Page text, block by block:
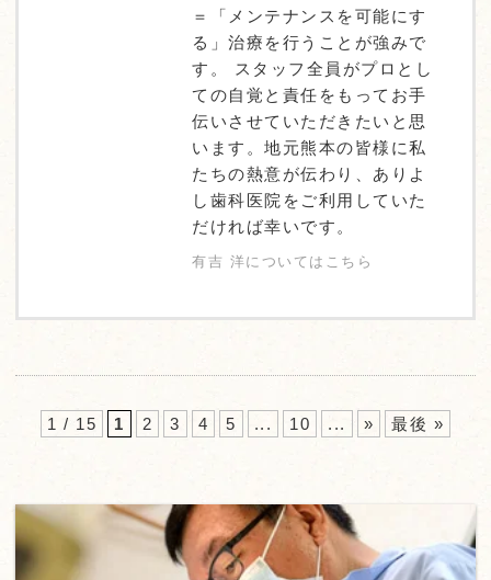
＝「メンテナンスを可能にす
る」治療を行うことが強みで
す。 スタッフ全員がプロとし
ての自覚と責任をもってお手
伝いさせていただきたいと思
います。地元熊本の皆様に私
たちの熱意が伝わり、ありよ
し歯科医院をご利用していた
だければ幸いです。
有吉 洋についてはこちら
1 / 15 1 2 3 4 5 ... 10 ... » 最後 »